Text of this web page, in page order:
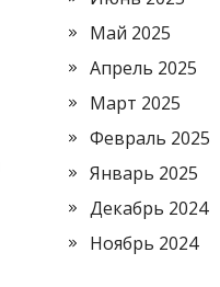
Май 2025
Апрель 2025
Март 2025
Февраль 2025
Январь 2025
Декабрь 2024
Ноябрь 2024